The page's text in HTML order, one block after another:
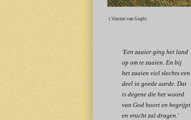
( Vincent van Gogh)
'Een zaaier ging het land
op om te zaaien. En bij
het zaaien viel slechts een
deel in goede aarde. Dat
is degene die het woord
van God hoort en begrijpt
en vrucht zal dragen.'